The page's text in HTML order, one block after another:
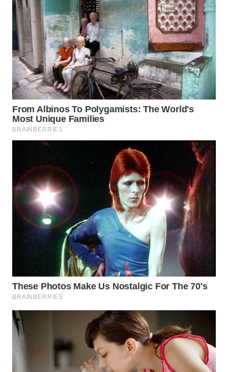
TAPANULI
UTARA
WN
SAMOSIR
WN
PADANG
LAWAS
WN
SUMEDANG
WN
CIANJUR
WN
KEPULAUAN
SERIBU
WN
TANGERANG
WN
BINJAI